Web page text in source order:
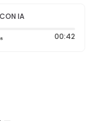
IA
00:42